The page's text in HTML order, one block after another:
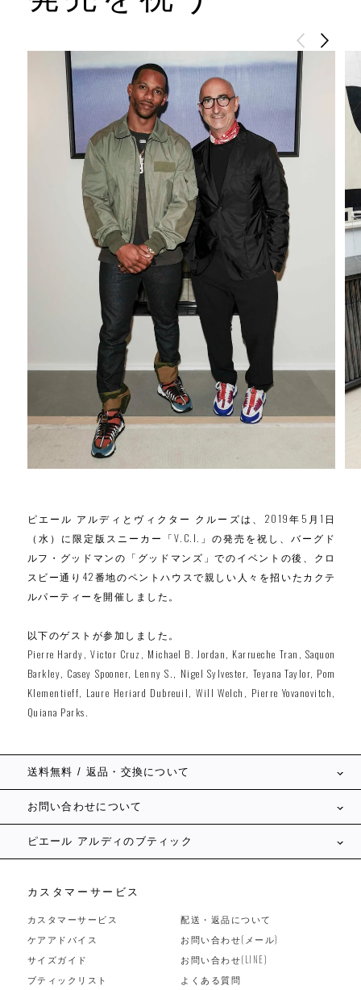
ピエール アルディとヴィクター クルーズは、2019年5月1日
（水）に限定版スニーカー「V.C.I.」の発売を祝し、バーグド
ルフ・グッドマンの「グッドマンズ」でのイベントの後、クロ
スビー通り42番地のペントハウスで親しい人々を招いたカクテ
ルパーティーを開催しました。
以下のゲストが参加しました。
Pierre Hardy, Victor Cruz, Michael B. Jordan, Karrueche Tran, Saquon
Barkley, Casey Spooner, Lenny S., Nigel Sylvester, Teyana Taylor, Pom
Klementieff, Laure Heriard Dubreuil, Will Welch, Pierre Yovanovitch,
Quiana Parks.
送料無料 / 返品・交換について
お問い合わせについて
ピエール アルディのブティック
カスタマーサービス
カスタマーサービス
配送・返品について
ケアアドバイス
お問い合わせ(メール)
サイズガイド
お問い合わせ(LINE)
ブティックリスト
よくある質問